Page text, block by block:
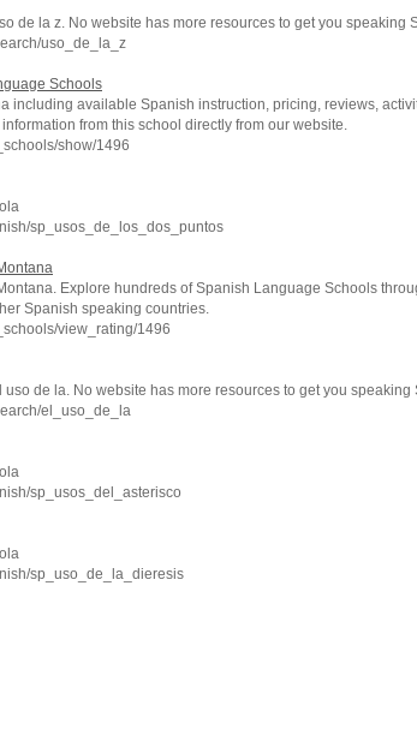
de la z. No website has more resources to get you speaking
uso_de_la_z
Schools
including available Spanish instruction, pricing, reviews,
from this school directly from our website.
show/1496
sp_usos_de_los_dos_puntos
Explore hundreds of Spanish Language Schools
Spanish speaking countries.
view_rating/1496
de la. No website has more resources to get you speaking
el_uso_de_la
sp_usos_del_asterisco
sp_uso_de_la_dieresis